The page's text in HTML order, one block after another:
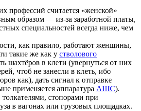
профессий считается «женской»
образом — из-за заработной платы,
специальностей всегда ниже, чем
как правило, работают женщины,
такие же как у стволового
шахтёров в клети (увернуться от них
чтоб не занесли в клеть, ибо
как), дать сигнал к отправке
применяется аппаратура АШС).
стопорами при
в вагонах или грузовых площадках.